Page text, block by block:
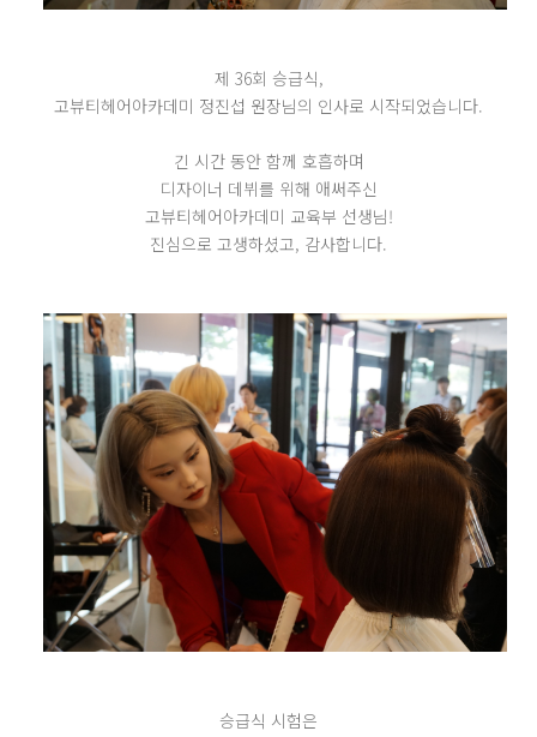
제 36회 승급식,
고뷰티헤어아카데미 정진섭 원장님의 인사로 시작되었습니다.
긴 시간 동안 함께 호흡하며
디자이너 데뷔를 위해 애써주신
고뷰티헤어아카데미 교육부 선생님!
진심으로 고생하셨고, 감사합니다.
승급식 시험은